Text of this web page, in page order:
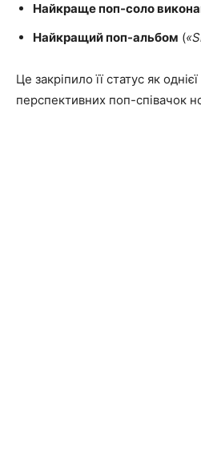
Найкраще поп-соло
Найкращий поп-альбом (
Це закріпило її статус як
перспективних поп-співачок